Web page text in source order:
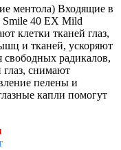
ментола) Входящие в
Smile 40 EX Mild
клетки тканей глаз,
и тканей, ускоряют
радикалов,
глаз, снимают
пелены и
капли помогут